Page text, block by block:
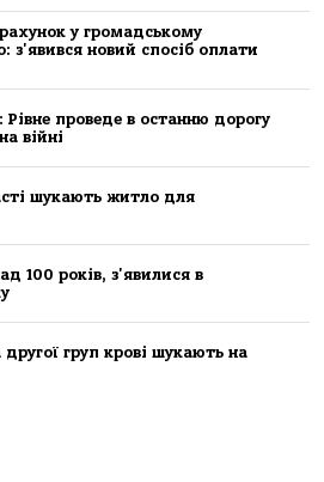
у громадському
з'явився новий спосіб оплати
проведе в останню дорогу
війні
шукають житло для
100 років, з'явилися в
груп крові шукають на